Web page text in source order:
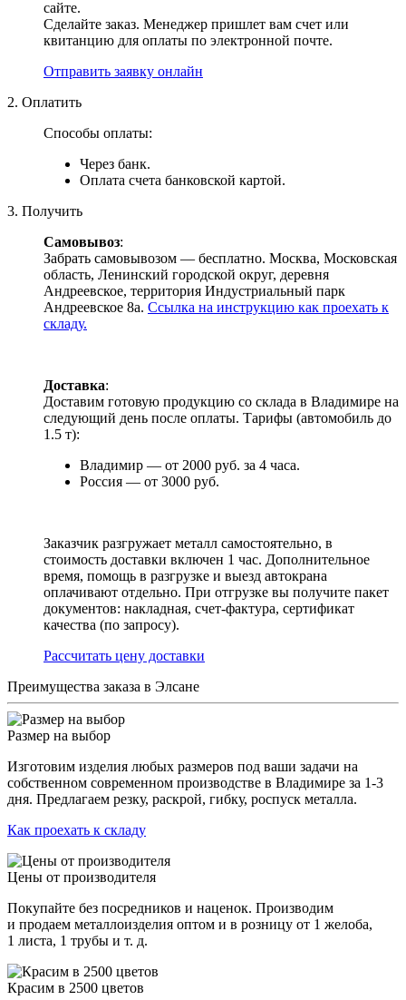
сайте.
Сделайте заказ. Менеджер пришлет вам счет или
квитанцию для оплаты по электронной почте.
Отправить заявку онлайн
2. Оплатить
Способы оплаты:
Через банк.
Оплата счета банковской картой.
3. Получить
Самовывоз:
Забрать самовывозом — бесплатно. Москва, Московская
область, Ленинский городской округ, деревня
Андреевское, территория Индустриальный парк
Андреевское 8а. Ссылка на инструкцию как проехать к
складу.
Доставка:
Доставим готовую продукцию со склада в Владимире на
следующий день после оплаты. Тарифы (автомобиль до
1.5 т):
Владимир — от 2000 руб. за 4 часа.
Россия — от 3000 руб.
Заказчик разгружает металл самостоятельно, в
стоимость доставки включен 1 час. Дополнительное
время, помощь в разгрузке и выезд автокрана
оплачивают отдельно. При отгрузке вы получите пакет
документов: накладная, счет-фактура, сертификат
качества (по запросу).
Раcсчитать цену доставки
Преимущества заказа в Элсане
Размер на выбор
Изготовим изделия любых размеров под ваши задачи на
собственном современном производстве в Владимире за 1-3
дня. Предлагаем резку, раскрой, гибку, роспуск металла.
Как проехать к складу
Цены от производителя
Покупайте без посредников и наценок. Производим
и продаем металлоизделия оптом и в розницу от 1 желоба,
1 листа, 1 трубы и т. д.
Красим в 2500 цветов